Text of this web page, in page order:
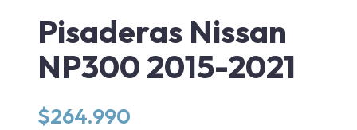
Pisaderas Nissan
NP300 2015-2021
$264.990